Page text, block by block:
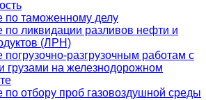
по таможенному делу
по ликвидации разливов нефти и
(ЛРН)
погрузочно-разгрузочным работам с
грузами на железнодорожном
по отбору проб газовоздушной среды